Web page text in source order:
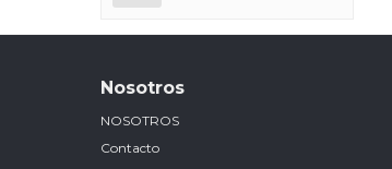
Nosotros
NOSOTROS
Contacto